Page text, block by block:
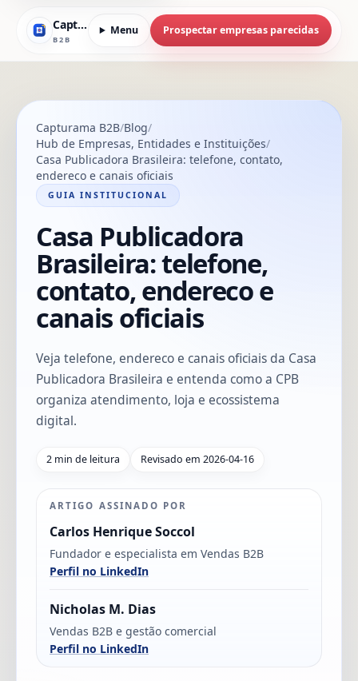
Capturama
B2B
Menu Prospectar empresas parecidas
Capturama B2B Blog
Hub de Empresas, Entidades e Instituições
Casa Publicadora Brasileira: telefone, contato,
endereco e canais oficiais
GUIA INSTITUCIONAL
Casa Publicadora
Brasileira: telefone,
contato, endereco e
canais oficiais
Veja telefone, endereco e canais oficiais da Casa
Publicadora Brasileira e entenda como a CPB
organiza atendimento, loja e ecossistema
digital.
2 min de leitura Revisado em 2026-04-16
ARTIGO ASSINADO POR
Carlos Henrique Soccol
Fundador e especialista em Vendas B2B
Perfil no LinkedIn
Nicholas M. Dias
Vendas B2B e gestão comercial
Perfil no LinkedIn